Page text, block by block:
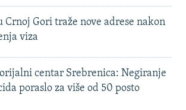
Crnoj Gori traže nove adrese nakon
viza
centar Srebrenica: Negiranje
poraslo za više od 50 posto